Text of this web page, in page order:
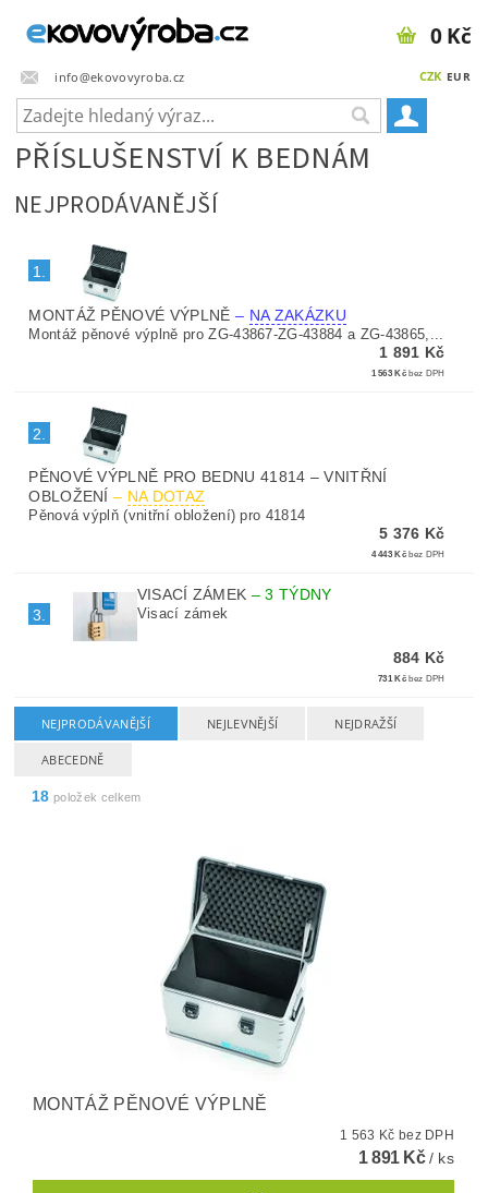
info@ekovovyroba.cz CZK EUR
0 Kč
PŘÍSLUŠENSTVÍ K BEDNÁM
NEJPRODÁVANĚJŠÍ
1.
MONTÁŽ PĚNOVÉ VÝPLNĚ – NA ZAKÁZKU
Montáž pěnové výplně pro ZG-43867-ZG-43884 a ZG-43865,...
1 891 Kč
1 563 Kč bez DPH
2.
PĚNOVÉ VÝPLNĚ PRO BEDNU 41814 – VNITŘNÍ
OBLOŽENÍ– NA DOTAZ
Pěnová výplň (vnitřní obložení) pro 41814
5 376 Kč
4 443 Kč bez DPH
3.
VISACÍ ZÁMEK –3 TÝDNY
Visací zámek
884 Kč
731 Kč bez DPH
NEJPRODÁVANĚJŠÍ NEJLEVNĚJŠÍ NEJDRAŽŠÍ
ABECEDNĚ
18 položek celkem
MONTÁŽ PĚNOVÉ VÝPLNĚ
1 563 Kč bez DPH
1 891 Kč/ ks